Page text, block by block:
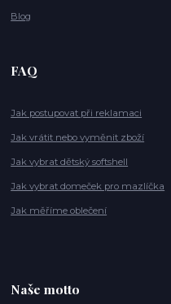
Blog
FAQ
Jak postupovat při reklamaci
Jak vrátit nebo vyměnit zboží
Jak vybrat dětský softshell
Jak vybrat domeček pro mazlíčka
Jak měříme oblečení
Naše motto